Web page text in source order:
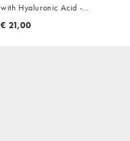
with Hyaluronic Acid -
Hydraterende gezichtsmist met
€ 21,00